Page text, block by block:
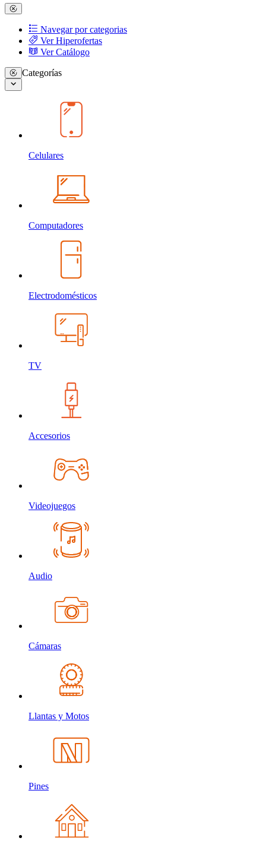
Navegar por categorias
Ver Hiperofertas
Ver Catálogo
Categorías
Celulares
Computadores
Electrodomésticos
TV
Accesorios
Videojuegos
Audio
Cámaras
Llantas y Motos
Pines